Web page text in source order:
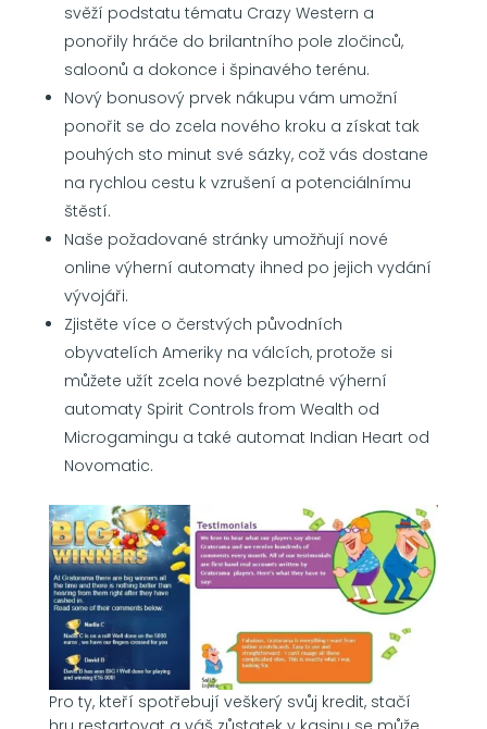
svěží podstatu tématu Crazy Western a
ponořily hráče do brilantního pole zločinců,
saloonů a dokonce i špinavého terénu.
Nový bonusový prvek nákupu vám umožní
ponořit se do zcela nového kroku a získat tak
pouhých sto minut své sázky, což vás dostane
na rychlou cestu k vzrušení a potenciálnímu
štěstí.
Naše požadované stránky umožňují nové
online výherní automaty ihned po jejich vydání
vývojáři.
Zjistěte více o čerstvých původních
obyvatelích Ameriky na válcích, protože si
můžete užít zcela nové bezplatné výherní
automaty Spirit Controls from Wealth od
Microgamingu a také automat Indian Heart od
Novomatic.
Pro ty, kteří spotřebují veškerý svůj kredit, stačí